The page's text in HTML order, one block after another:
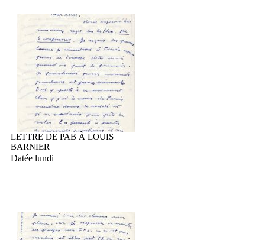
LETTRE DE PAB À LOUIS
BARNIER
Datée lundi